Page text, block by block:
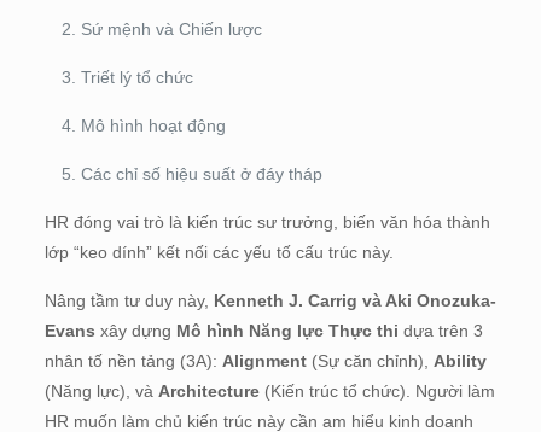
Sứ mệnh và Chiến lược
Triết lý tổ chức
Mô hình hoạt động
Các chỉ số hiệu suất ở đáy tháp
HR đóng vai trò là kiến trúc sư trưởng, biến văn hóa thành
lớp “keo dính” kết nối các yếu tố cấu trúc này.
Nâng tầm tư duy này, Kenneth J. Carrig và Aki Onozuka-
Evans xây dựng Mô hình Năng lực Thực thi dựa trên 3
nhân tố nền tảng (3A): Alignment(Sự căn chỉnh), Ability
(Năng lực), và Architecture(Kiến trúc tổ chức)
Người làm
HR muốn làm chủ kiến trúc này cần am hiểu kinh doanh